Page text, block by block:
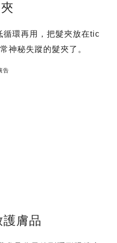
環再用，把髮夾放在tic
神秘失蹤的髮夾了。
告
膚品